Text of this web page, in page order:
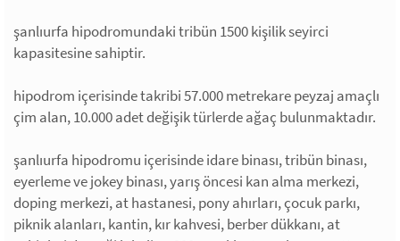
şanlıurfa hipodromundaki tribün 1500 kişilik seyirci
kapasitesine sahiptir.
hipodrom içerisinde takribi 57.000 metrekare peyzaj amaçlı
çim alan, 10.000 adet değişik türlerde ağaç bulunmaktadır.
şanlıurfa hipodromu içerisinde idare binası, tribün binası,
eyerleme ve jokey binası, yarış öncesi kan alma merkezi,
doping merkezi, at hastanesi, pony ahırları, çocuk parkı,
piknik alanları, kantin, kır kahvesi, berber dükkanı, at